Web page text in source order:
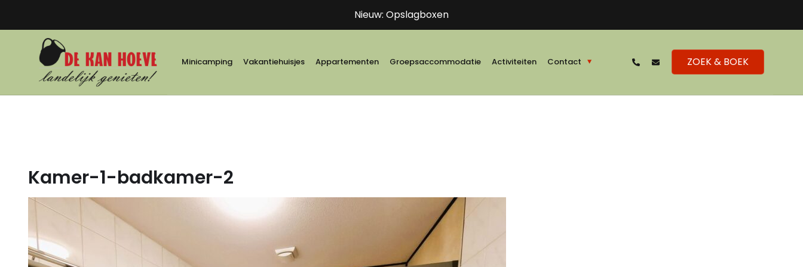
Nieuw: Opslagboxen
Minicamping Vakantiehuisjes Appartementen Groepsaccommodatie Activiteiten Contact ZOEK & BOEK
Kamer-1-badkamer-2